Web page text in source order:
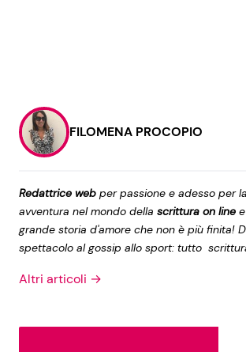
FILOMENA PROCOPIO
Redattrice web per passione e adesso per
avventura nel mondo della scrittura on line
grande storia d'amore che non è più finita!
spettacolo al gossip allo sport: tutto
Altri articoli →